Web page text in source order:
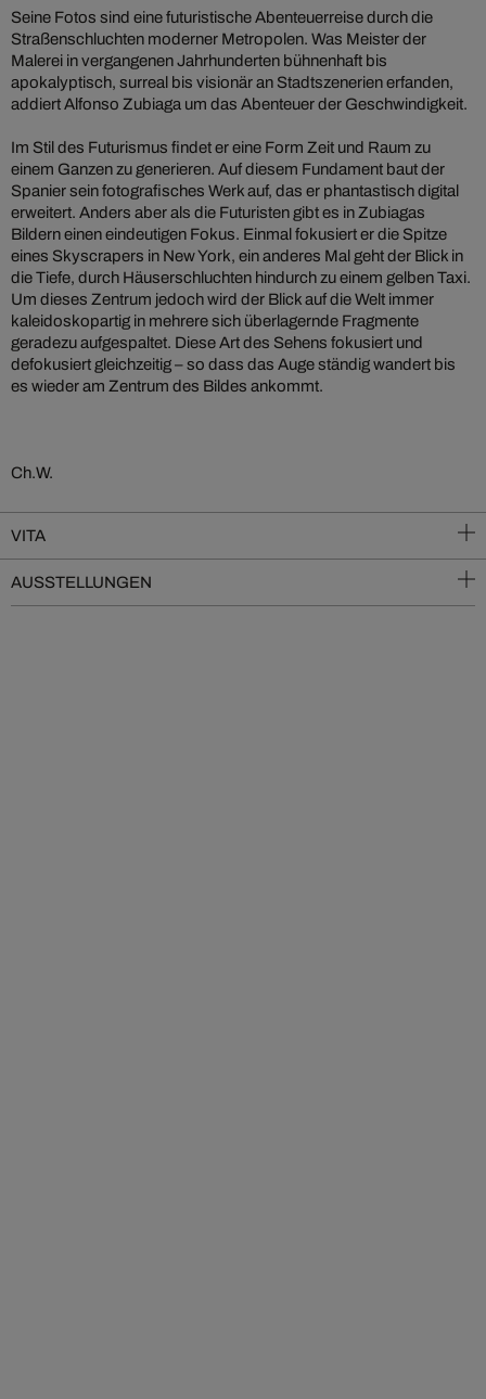
Seine Fotos sind eine futuristische Abenteuerreise durch die
Straßenschluchten moderner Metropolen. Was Meister der
Malerei in vergangenen Jahrhunderten bühnenhaft bis
apokalyptisch, surreal bis visionär an Stadtszenerien erfanden,
addiert Alfonso Zubiaga um das Abenteuer der Geschwindigkeit.
Im Stil des Futurismus findet er eine Form Zeit und Raum zu
einem Ganzen zu generieren. Auf diesem Fundament baut der
Spanier sein fotografisches Werk auf, das er phantastisch digital
erweitert. Anders aber als die Futuristen gibt es in Zubiagas
Bildern einen eindeutigen Fokus. Einmal fokusiert er die Spitze
eines Skyscrapers in New York, ein anderes Mal geht der Blick in
die Tiefe, durch Häuserschluchten hindurch zu einem gelben Taxi.
Um dieses Zentrum jedoch wird der Blick auf die Welt immer
kaleidoskopartig in mehrere sich überlagernde Fragmente
geradezu aufgespaltet. Diese Art des Sehens fokusiert und
defokusiert gleichzeitig – so dass das Auge ständig wandert bis
es wieder am Zentrum des Bildes ankommt.
Ch.W.
VITA
AUSSTELLUNGEN